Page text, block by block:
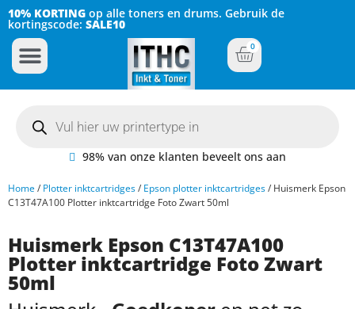
10% KORTING op alle toners en drums. Gebruik de
kortingscode: SALE10
0
98% van onze klanten beveelt ons aan
Home/ Plotter inktcartridges/ Epson plotter inktcartridges/ Huismerk Epson
C13T47A100 Plotter inktcartridge Foto Zwart 50ml
Huismerk Epson C13T47A100
Plotter inktcartridge Foto Zwart
50ml